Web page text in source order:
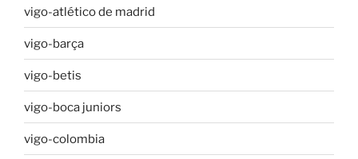
vigo-atlético de madrid
vigo-barça
vigo-betis
vigo-boca juniors
vigo-colombia